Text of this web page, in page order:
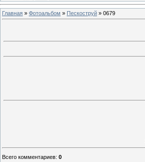
Главная » Фотоальбом » Пескоструй » 0679
Всего комментариев: 0